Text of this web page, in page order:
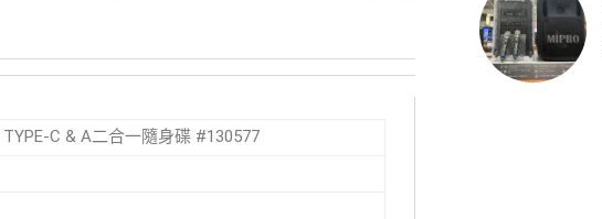
TYPE-C & A二合一隨身碟 #130577